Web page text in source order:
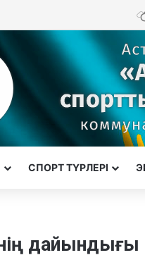
CПОРТ ТҮРЛЕРІ
дайындығы